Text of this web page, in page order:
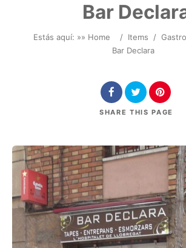
Bar
Estás aquí: »» Home / Items /
Bar Declara
SHARE THIS PAGE